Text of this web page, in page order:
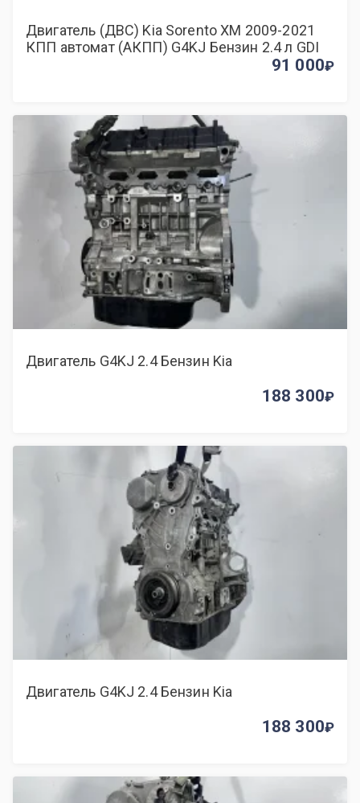
Двигатель (ДВС) Kia Sorento XM 2009-2021
КПП автомат (АКПП) G4KJ Бензин 2.4 л GDI
91 000
Двигатель G4KJ 2.4 Бензин Kia
188 300
Двигатель G4KJ 2.4 Бензин Kia
188 300